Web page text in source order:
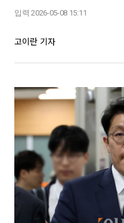
입력 2026-05-08 15:11
고이란 기자